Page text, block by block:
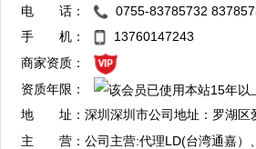
QQ：2355600858
复制
电 话：
0755-83785732
手 机：
13760147243
商家资质：
资质年限：
地 址：深圳深圳市公司地址：罗湖区
国大厦602室 门市部：福田区
主 营：公司主营:代理LD(台湾通嘉）